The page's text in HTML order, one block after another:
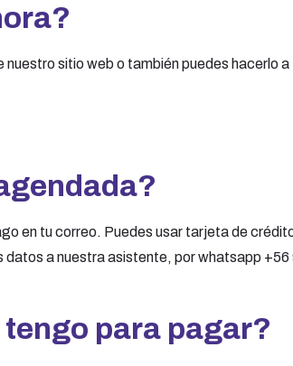
sitio web o también puedes hacerlo
en tu correo. Puedes usar tarjeta de
a nuestra asistente, por whatsapp +56
para pagar?